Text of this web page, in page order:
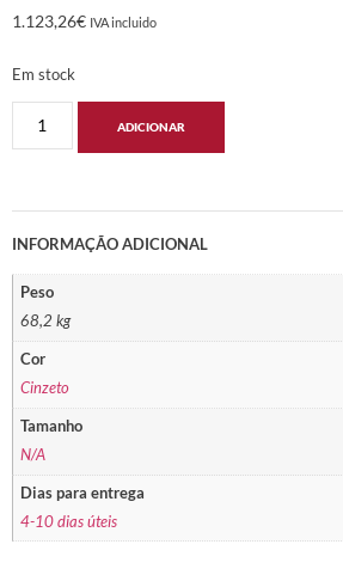
1.123,26€ IVA incluido
Em stock
ADICIONAR
INFORMAÇÃO ADICIONAL
Peso
68,2 kg
Cor
Cinzeto
Tamanho
N/A
Dias para entrega
4-10 dias úteis